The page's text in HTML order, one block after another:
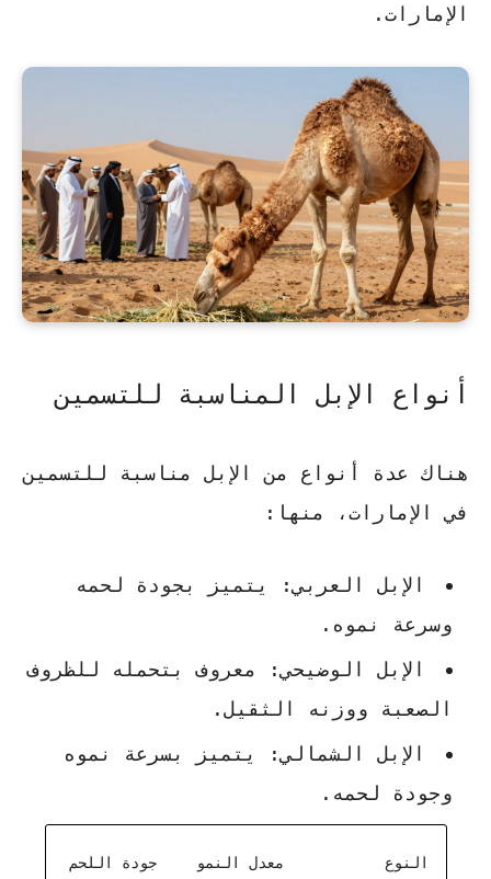
الإمارات.
أنواع الإبل المناسبة للتسمين
هناك عدة أنواع من الإبل مناسبة للتسمين
في الإمارات، منها:
الإبل العربي: يتميز بجودة لحمه
وسرعة نموه.
الإبل الوضيحي: معروف بتحمله للظروف
الصعبة ووزنه الثقيل.
الإبل الشمالي: يتميز بسرعة نموه
وجودة لحمه.
النوع معدل النمو جودة اللحم